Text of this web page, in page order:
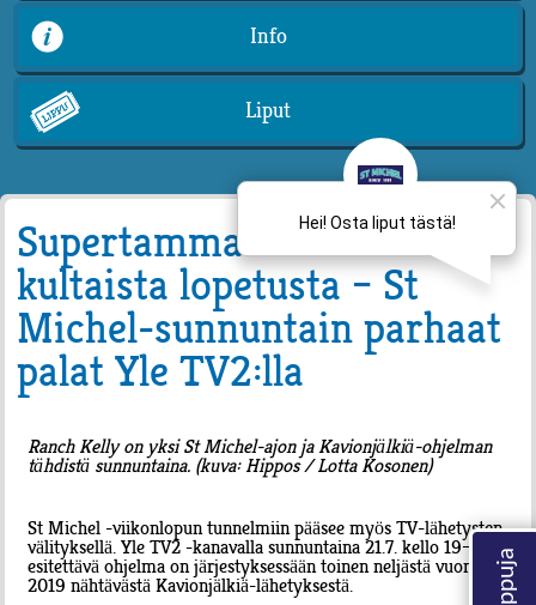
Info
Liput
Supertamma hakee uralleen
kultaista lopetusta – St
Michel-sunnuntain parhaat
palat Yle TV2:lla
Ranch Kelly on yksi St Michel-ajon ja Kavionjälkiä-ohjelman
tähdistä sunnuntaina. (kuva: Hippos / Lotta Kosonen)
St Michel -viikonlopun tunnelmiin pääsee myös TV-lähetysten
välityksellä. Yle TV2 -kanavalla sunnuntaina 21.7. kello 19–20.10
esitettävä ohjelma on järjestyksessään toinen neljästä vuonna
2019 nähtävästä Kavionjälkiä-lähetyksestä.